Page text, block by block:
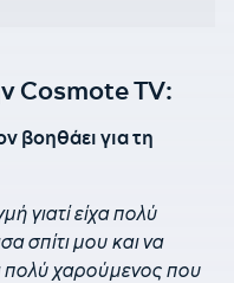
Cosmote TV:
βοηθάει για τη
γιατί είχα πολύ
σπίτι μου και να
πολύ χαρούμενος που